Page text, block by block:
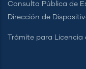
Consulta Pública de
Dirección de
Trámite para